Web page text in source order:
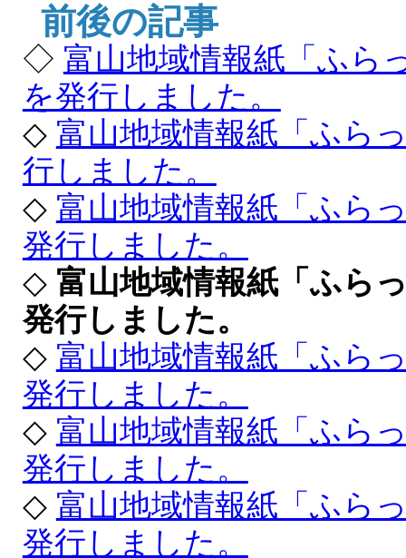
前後の記事
◇ 富山地域情報紙「ふら
を発行しました。
◇ 富山地域情報紙「ふら
行しました。
◇ 富山地域情報紙「ふら
発行しました。
◇ 富山地域情報紙「ふら
発行しました。
◇ 富山地域情報紙「ふら
発行しました。
◇ 富山地域情報紙「ふら
発行しました。
◇ 富山地域情報紙「ふら
発行しました。